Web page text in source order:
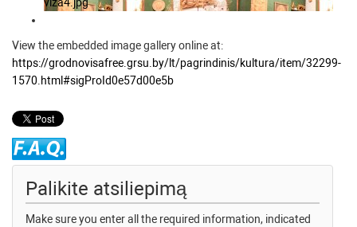
View the embedded image gallery online at:
https://grodnovisafree.grsu.by/lt/pagrindinis/kultura/item/32299-
1570.html#sigProId0e57d00e5b
Palikite atsiliepimą
Make sure you enter all the required information, indicated